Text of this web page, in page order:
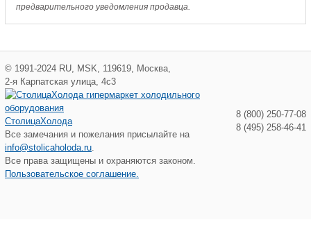
предварительного уведомления продавца.
© 1991-2024 RU MSK 119619 Москва
2-я Карпатская улица, 4с3
СтолицаХолода
Все замечания и пожелания присылайте на
info@stolicaholoda.ru
Все права защищены и охраняются законом.
Пользовательское соглашение.
8 (800) 250-77-08
8 (495) 258-46-41